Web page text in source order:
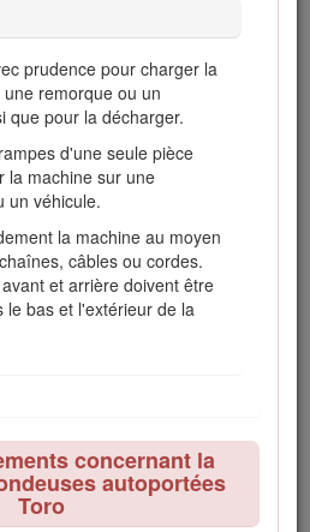
prudence pour charger la
remorque ou un
que pour la décharger.
d'une seule pièce
la machine sur une
un véhicule.
la machine au moyen
câbles ou cordes.
et arrière doivent être
le bas et l'extérieur de la
concernant la
autoportées
Toro
risques d'incendie,
de stockage du carburant
graisse, débris d'herbe et
l'état et l'usure du bac
les pièces en bon état de
les fixations et tous les
bien serrés.
les pièces et tous les
ou endommagés.
lames en rotation et les
la machine.
machines à plusieurs